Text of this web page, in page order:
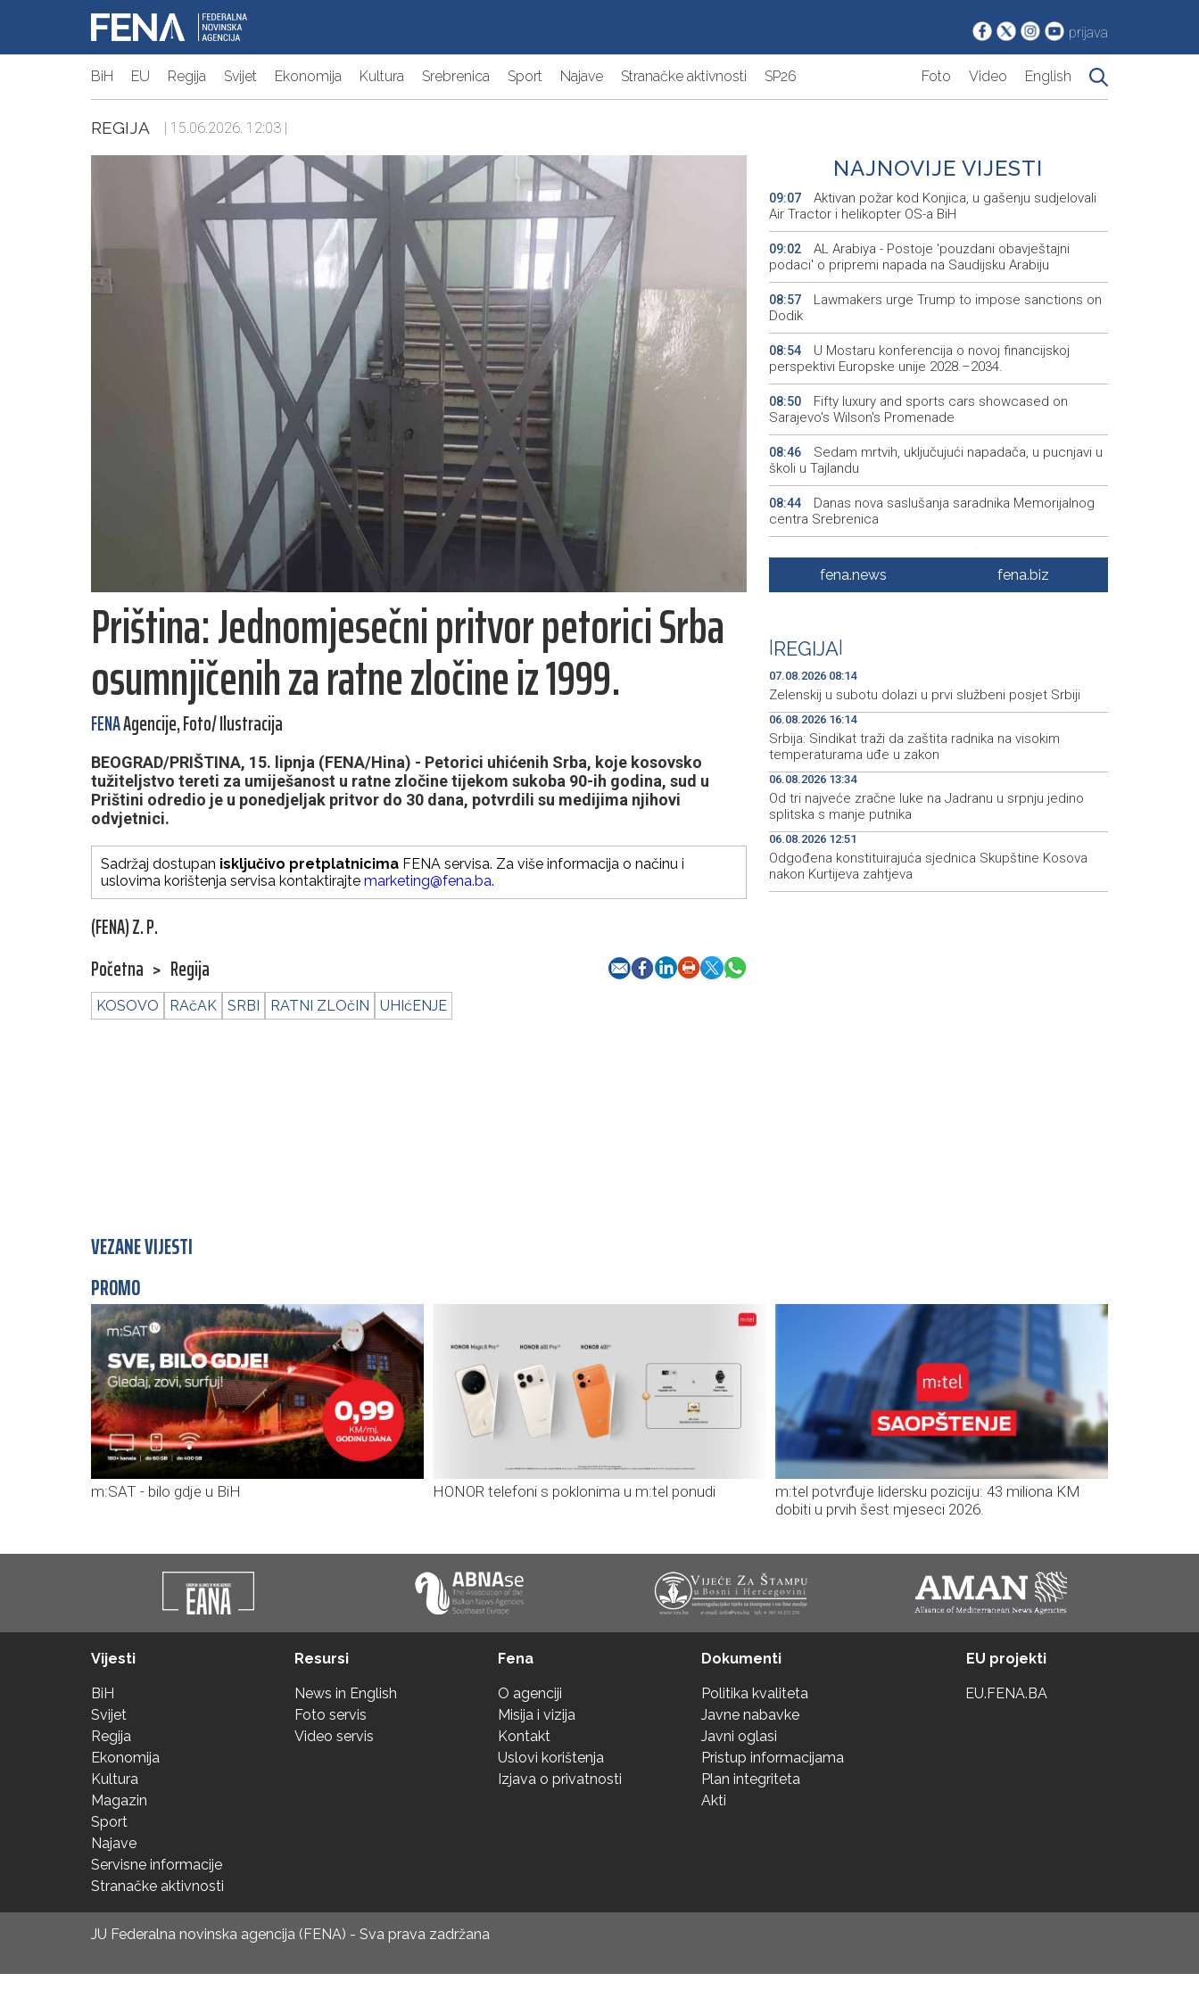
prijava
BiH EU Regija Svijet Ekonomija Kultura Srebrenica Sport Najave Stranačke aktivnosti SP26 Foto Video English
REGIJA | 15.06.2026. 12:03 |
Priština: Jednomjesečni pritvor petorici Srba
osumnjičenih za ratne zločine iz 1999.
FENAAgencije, Foto/ Ilustracija
BEOGRAD/PRIŠTINA, 15. lipnja (FENA/Hina) - Petorici uhićenih Srba, koje kosovsko
tužiteljstvo tereti za umiješanost u ratne zločine tijekom sukoba 90-ih godina, sud u
Prištini odredio je u ponedjeljak pritvor do 30 dana, potvrdili su medijima njihovi
odvjetnici.
Sadržaj dostupan isključivo pretplatnicima FENA servisa. Za više informacija o načinu i
uslovima korištenja servisa kontaktirajte marketing@fena.ba.
(FENA) Z. P.
Početna > Regija
KOSOVO RAčAK SRBI RATNI ZLOčIN UHIćENJE
NAJNOVIJE VIJESTI
09:07
Aktivan požar kod Konjica, u gašenju sudjelovali
Air Tractor i helikopter OS-a BiH
09:02
AL Arabiya - Postoje 'pouzdani obavještajni
podaci' o pripremi napada na Saudijsku Arabiju
08:57
Lawmakers urge Trump to impose sanctions on
Dodik
08:54
U Mostaru konferencija o novoj financijskoj
perspektivi Europske unije 2028.–2034.
08:50
Fifty luxury and sports cars showcased on
Sarajevo's Wilson's Promenade
08:46
Sedam mrtvih, uključujući napadača, u pucnjavi u
školi u Tajlandu
08:44
Danas nova saslušanja saradnika Memorijalnog
centra Srebrenica
Na ZEPS 2026 dolazi najveća poslovna
delegacija iz Libije
08:21
Najave foto i video servisa za 7. 8. 2026. godine
(petak)
fena.news fena.biz
REGIJA
07.08.2026 08:14
Zelenskij u subotu dolazi u prvi službeni posjet Srbiji
06.08.2026 16:14
Srbija: Sindikat traži da zaštita radnika na visokim
temperaturama uđe u zakon
06.08.2026 13:34
Od tri najveće zračne luke na Jadranu u srpnju jedino
splitska s manje putnika
06.08.2026 12:51
Odgođena konstituirajuća sjednica Skupštine Kosova
nakon Kurtijeva zahtjeva
VEZANE VIJESTI
PROMO
m:SAT - bilo gdje u BiH HONOR telefoni s poklonima u m:tel ponudi
m:tel potvrđuje lidersku poziciju: 43 miliona KM
dobiti u prvih šest mjeseci 2026.
Vijesti
BiH
Svijet
Regija
Ekonomija
Kultura
Magazin
Sport
Najave
Servisne informacije
Stranačke aktivnosti
Resursi
News in English
Foto servis
Video servis
Fena
O agenciji
Misija i vizija
Kontakt
Uslovi korištenja
Izjava o privatnosti
Dokumenti
Politika kvaliteta
Javne nabavke
Javni oglasi
Pristup informacijama
Plan integriteta
Akti
EU projekti
EU.FENA.BA
JU Federalna novinska agencija (FENA) - Sva prava zadržana